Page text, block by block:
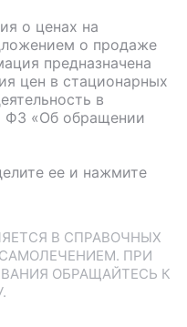
о ценах на
о продаже
предназначена
цен в стационарных
в
ФЗ «Об обращении
ее и нажмите
В СПРАВОЧНЫХ
ПРИ
ОБРАЩАЙТЕСЬ К